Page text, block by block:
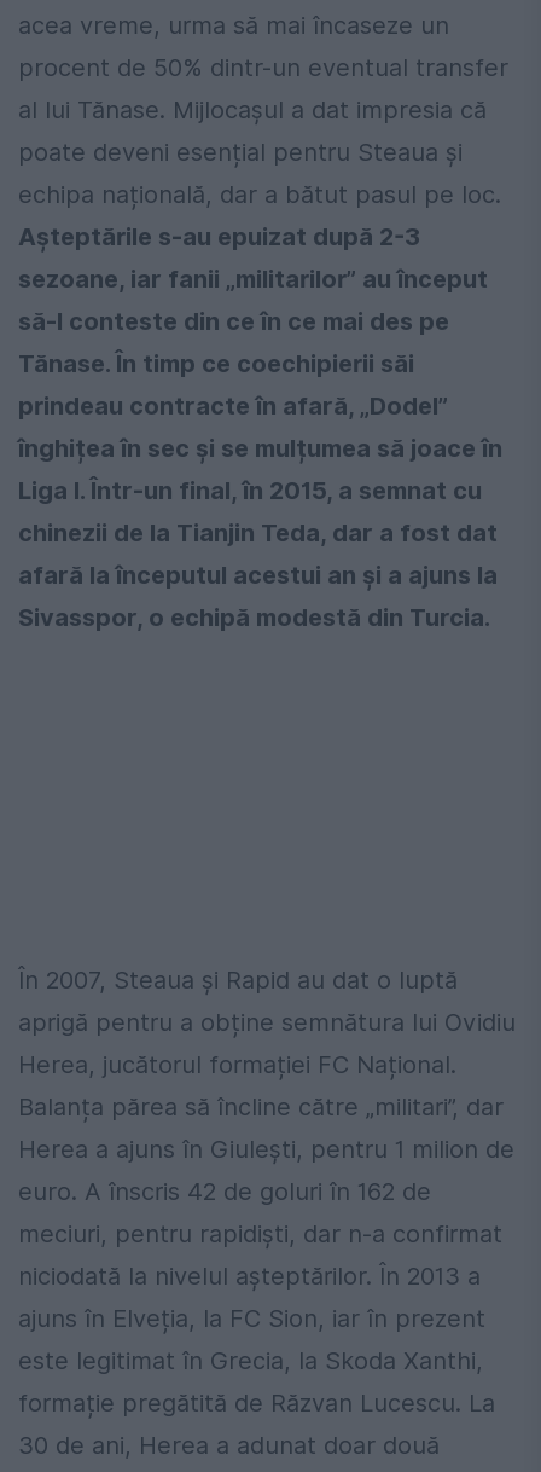
acea vreme, urma să mai încaseze un
procent de 50% dintr-un eventual transfer
al lui Tănase. Mijlocașul a dat impresia că
poate deveni esențial pentru Steaua și
echipa națională, dar a bătut pasul pe loc.
Așteptările s-au epuizat după 2-3
sezoane, iar fanii „militarilor” au început
să-l conteste din ce în ce mai des pe
Tănase. În timp ce coechipierii săi
prindeau contracte în afară, „Dodel”
înghițea în sec și se mulțumea să joace în
Liga I. Într-un final, în 2015, a semnat cu
chinezii de la Tianjin Teda, dar a fost dat
afară la începutul acestui an și a ajuns la
Sivasspor, o echipă modestă din Turcia.
În 2007, Steaua și Rapid au dat o luptă
aprigă pentru a obține semnătura lui Ovidiu
Herea, jucătorul formației FC Național.
Balanța părea să încline către „militari”, dar
Herea a ajuns în Giulești, pentru 1 milion de
euro. A înscris 42 de goluri în 162 de
meciuri, pentru rapidiști, dar n-a confirmat
niciodată la nivelul așteptărilor. În 2013 a
ajuns în Elveția, la FC Sion, iar în prezent
este legitimat în Grecia, la Skoda Xanthi,
formație pregătită de Răzvan Lucescu. La
30 de ani, Herea a adunat doar două